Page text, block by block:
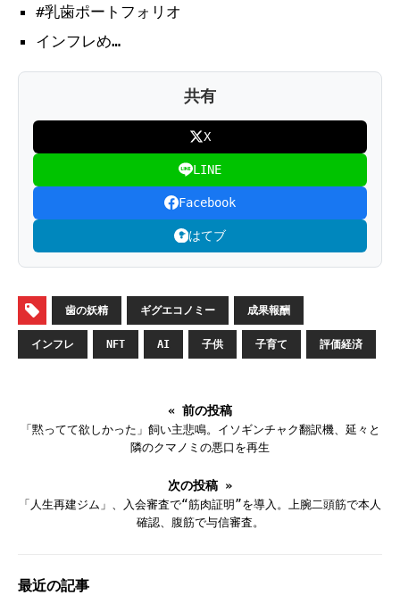
#乳歯ポートフォリオ
インフレめ…
共有
X
LINE
Facebook
はてブ
歯の妖精 ギグエコノミー 成果報酬
インフレ NFT AI 子供 子育て 評価経済
« 前の投稿
「黙ってて欲しかった」飼い主悲鳴。イソギンチャク翻訳機、延々と
隣のクマノミの悪口を再生
次の投稿 »
「人生再建ジム」、入会審査で“筋肉証明”を導入。上腕二頭筋で本人
確認、腹筋で与信審査。
最近の記事